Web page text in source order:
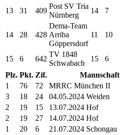
13 31 409
Post SV Tria
Nürnberg
14 7
14 28 428
Dema-Team
Arriba
Göppersdorf
11 10
15 6 642
TV 1848
Schwabach
15 6
Plz. Pkt. Zif.
Mannschaft
1
76 72
MRRC München II
3
18 24
04.05.2024 Weiden
2
19 15
13.07.2024 Hof
2
19 27
14.07.2024 Hof
1
20 6
21.07.2024 Schongau